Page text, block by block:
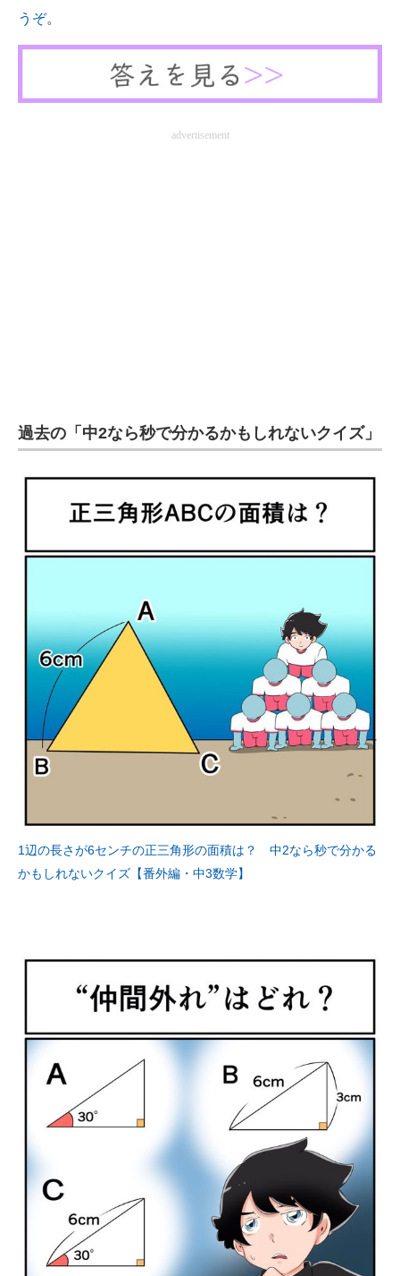
うぞ。
advertisement
過去の「中2なら秒で分かるかもしれないクイズ」
1辺の長さが6センチの正三角形の面積は？ 中2なら秒で分かる
かもしれないクイズ【番外編・中3数学】